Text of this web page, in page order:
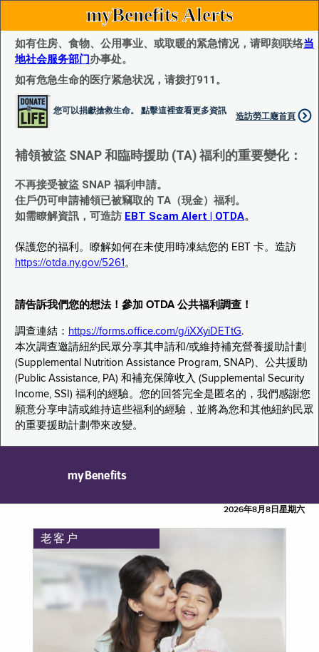
myBenefits Alerts
如有住房、食物、公用事业、或取暖的紧急情况，请即刻联络当
地社会服务部门办事处。
如有危急生命的医疗紧急状况，请拨打911。
您可以捐獻搶救生命。 點擊這裡查看更多資訊
造訪勞工廰首頁
補領被盜 SNAP 和臨時援助 (TA) 福利的重要變化：
不再接受被盜 SNAP 福利申請。
住戶仍可申請補領已被竊取的 TA（現金）福利。
如需瞭解資訊，可造訪 EBT Scam Alert | OTDA。
保護您的福利。瞭解如何在未使用時凍結您的 EBT 卡。造訪
https://otda.ny.gov/5261 。
請告訴我們您的想法！參加 OTDA 公共福利調查！
調查連結： https://forms.office.com/g/iXXyiDETtG.
本次調查邀請紐約民眾分享其申請和/或維持補充營養援助計劃
(Supplemental Nutrition Assistance Program, SNAP)、公共援助
(Public Assistance, PA) 和補充保障收入 (Supplemental Security
Income, SSI) 福利的經驗。您的回答完全是匿名的，我們感謝您
願意分享申請或維持這些福利的經驗，並將為您和其他紐約民眾
的重要援助計劃帶來改變。
myBenefits
2026年8月8日星期六
老客户